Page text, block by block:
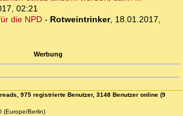
02:21
die NPD- Rotweintrinker, 18.01.2017,
Werbung
975 registrierte Benutzer, 3148 Benutzer online (9
(Europe/Berlin)